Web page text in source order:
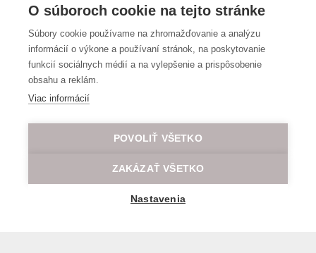
O súboroch cookie na tejto stránke
Súbory cookie používame na zhromažďovanie a analýzu
informácií o výkone a používaní stránok, na poskytovanie
funkcií sociálnych médií a na vylepšenie a prispôsobenie
obsahu a reklám.
Viac informácií
POVOLIŤ VŠETKO
ZAKÁZAŤ VŠETKO
Nastavenia